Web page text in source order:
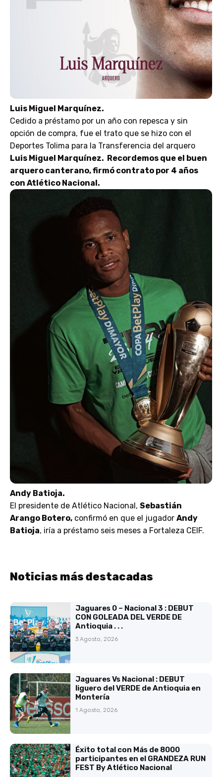
Luis Miguel Marquínez.
Cedido a préstamo por un año con repesca y sin
opción de compra, fue el trato que se hizo con el
Deportes Tolima para la Transferencia del arquero
Luis Miguel Marquínez. Recordemos que el buen
arquero canterano, firmó contrato por 4 años
con Atlético Nacional.
Andy Batioja.
El presidente de Atlético Nacional, Sebastián
Arango Botero, confirmó en que el jugador Andy
Batioja, iría a préstamo seis meses a Fortaleza CEIF.
Noticias más destacadas
Jaguares 0 – Nacional 3 : DEBUT
CON GOLEADA DEL VERDE DE
Antioquia . . .
3 Agosto, 2026
Jaguares Vs Nacional : DEBUT
liguero del VERDE de Antioquia en
Montería
1 Agosto, 2026
Éxito total con Más de 8000
participantes en el GRANDEZA RUN
FEST By Atlético Nacional